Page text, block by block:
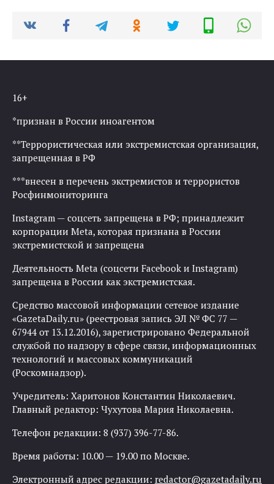
16+
*признан в России иноагентом
**Террористическая или экстремистская организация,
запрещенная в РФ
***внесен в перечень экстремистов и террористов
Росфинмониторинга
Instagram — соцсеть запрещена в РФ; принадлежит
корпорации Meta, которая признана в России
экстремистской и запрещена
Деятельность Meta (соцсети Facebook и Instagram)
запрещена в России как экстремистская.
Средство массовой информации сетевое издание
«GazetaDaily.ru» (реестровая запись ЭЛ № ФС 77 —
67944 от 13.12.2016), зарегистрировано Федеральной
службой по надзору в сфере связи, информационных
технологий и массовых коммуникаций
(Роскомнадзор).
Учредитель: Харитонов Константин Николаевич.
Главный редактор: Чухутова Мария Николаевна.
Телефон редакции: 8 (937) 396-77-86.
Время работы: 10.00 — 19.00 по Москве.
Электронный адрес редакции: redactor@gazetadaily.ru